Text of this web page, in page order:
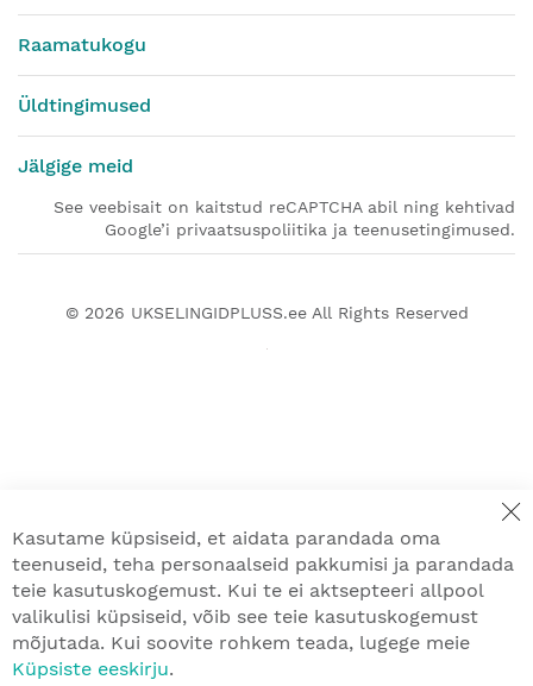
Raamatukogu
Üldtingimused
Jälgige meid
See veebisait on kaitstud reCAPTCHA abil ning kehtivad
Google’i privaatsuspoliitika ja teenusetingimused.
© 2026 UKSELINGIDPLUSS.eeAll Rights Reserved
Kasutame küpsiseid, et aidata parandada oma
teenuseid, teha personaalseid pakkumisi ja parandada
teie kasutuskogemust. Kui te ei aktsepteeri allpool
valikulisi küpsiseid, võib see teie kasutuskogemust
mõjutada. Kui soovite rohkem teada, lugege meie
Küpsiste eeskirju.